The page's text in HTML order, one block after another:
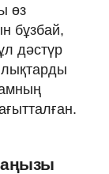
өз
бұзбай,
дәстүр